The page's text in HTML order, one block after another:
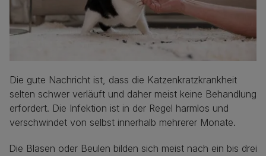
Die gute Nachricht ist, dass die Katzenkratzkrankheit
selten schwer verläuft und daher meist keine Behandlung
erfordert. Die Infektion ist in der Regel harmlos und
verschwindet von selbst innerhalb mehrerer Monate.
Die Blasen oder Beulen bilden sich meist nach ein bis drei